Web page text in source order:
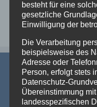
besteht für eine
gesetzliche
Einwilligung der
Die Verarbeitung
beispielsweise des
Adresse oder
Person, erfolgt stets
Datenschutz-
Übereinstimmung
landesspezifischen